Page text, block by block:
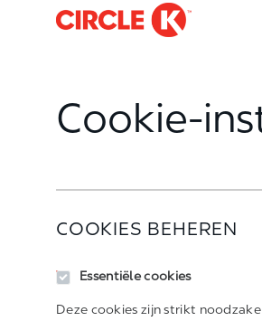
Cookie-
COOKIES BEHEREN
Essentiële cookies
Deze cookies zijn strikt